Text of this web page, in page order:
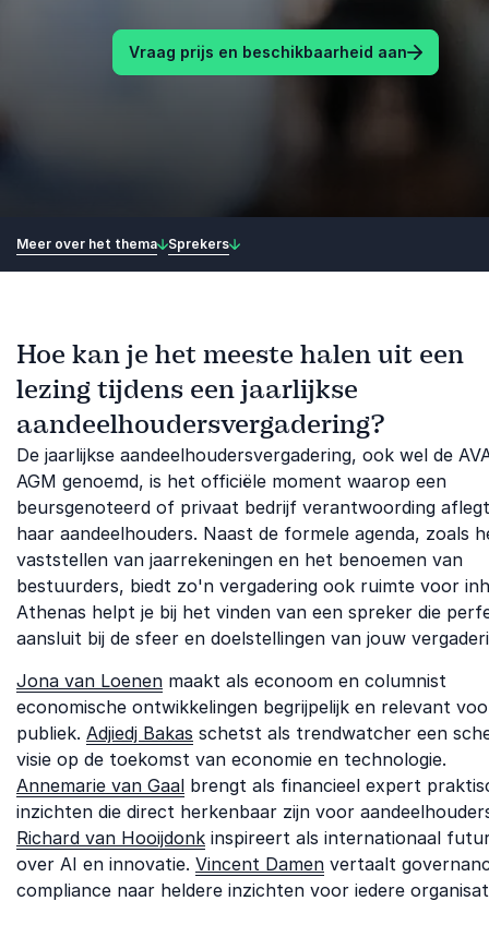
Vraag prijs en beschikbaarheid aan
Meer over het thema Sprekers
Hoe kan je het meeste halen uit een
lezing tijdens een jaarlijkse
aandeelhoudersvergadering?
De jaarlijkse aandeelhoudersvergadering, ook wel de
AGM genoemd, is het officiële moment waarop een
beursgenoteerd of privaat bedrijf verantwoording
haar aandeelhouders. Naast de formele agenda, zoals
vaststellen van jaarrekeningen en het benoemen van
bestuurders, biedt zo'n vergadering ook ruimte voor
Athenas helpt je bij het vinden van een spreker die
aansluit bij de sfeer en doelstellingen van jouw
Jona van Loenen maakt als econoom en columnist
economische ontwikkelingen begrijpelijk en relevant
publiek. Adjiedj Bakas schetst als trendwatcher een
visie op de toekomst van economie en technologie.
Annemarie van Gaal brengt als financieel expert
inzichten die direct herkenbaar zijn voor
Richard van Hooijdonk inspireert als internationaal
over AI en innovatie. Vincent Damen vertaalt
compliance naar heldere inzichten voor iedere